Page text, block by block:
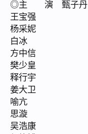
◎主 演 甄子丹
王宝强
杨采妮
白冰
方中信
樊少皇
释行宇
姜大卫
喻亢
思漩
吴浩康